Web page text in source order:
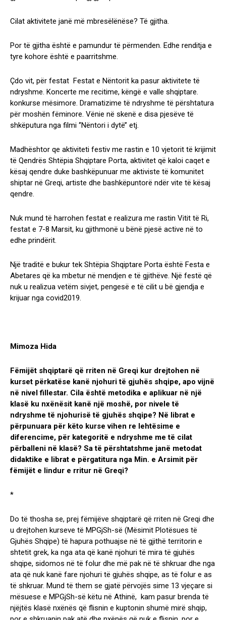
Cilat aktivitete janë më mbresëlënëse? Të gjitha.
Por të gjitha është e pamundur të përmenden. Edhe renditja e
tyre kohore është e paarritshme.
Çdo vit, për festat Festat e Nëntorit ka pasur aktivitete të
ndryshme. Koncerte me recitime, këngë e valle shqiptare.
konkurse mësimore. Dramatizime të ndryshme të përshtatura
për moshën fëminore. Vënie në skenë e disa pjesëve të
shkëputura nga filmi ‘’Nëntori i dytë’’ etj.
Madhështor qe aktiviteti festiv me rastin e 10 vjetorit të krijimit
të Qendrës Shtëpia Shqiptare Porta, aktivitet që kaloi caqet e
kësaj qendre duke bashkëpunuar me aktiviste të komunitet
shiptar në Greqi, artiste dhe bashkëpuntorë ndër vite të kësaj
qendre.
Nuk mund të harrohen festat e realizura me rastin Vitit të Ri,
festat e 7-8 Marsit, ku gjithmonë u bënë pjesë active në to
edhe prindërit.
Një traditë e bukur tek Shtëpia Shqiptare Porta është Festa e
Abetares që ka mbetur në mendjen e të gjithëve. Një festë që
nuk u realizua vetëm sivjet, pengesë e të cilit u bë gjendja e
krijuar nga covid2019.
Mimoza Hida
Fëmijët shqiptarë që rriten në Greqi kur drejtohen në
kurset përkatëse kanë njohuri të gjuhës shqipe, apo vijnë
në nivel fillestar. Cila është metodika e aplikuar në një
klasë ku nxënësit kanë një moshë, por nivele të
ndryshme të njohurisë të gjuhës shqipe? Në librat e
përpunuara për këto kurse vihen re lehtësime e
diferencime, për kategoritë e ndryshme me të cilat
përballeni në klasë? Sa të përshtatshme janë metodat
didaktike e librat e përgatitura nga Min. e Arsimit për
fëmijët e lindur e rritur në Greqi?
*
Do të thosha se, prej fëmijëve shqiptarë që rriten në Greqi dhe
u drejtohen kurseve të MPGjSh-së (Mësimit Plotësues të
Gjuhës Shqipe) të hapura pothuajse në të gjithë territorin e
shtetit grek, ka nga ata që kanë njohuri të mira të gjuhës
shqipe, sidomos në të folur dhe më pak në të shkruar dhe nga
ata që nuk kanë fare njohuri të gjuhës shqipe, as të folur e as
të shkruar. Mund të them se gjatë përvojës sime 13 vjeçare si
mësuese e MPGjSh-së këtu në Athinë, kam pasur brenda të
njëjtës klasë nxënës që flisnin e kuptonin shumë mirë shqip,